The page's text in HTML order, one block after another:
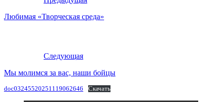
Любимая «Творческая среда»
Следующая
Мы молимся за вас, наши бойцы
doc03245520251119062646 Скачать